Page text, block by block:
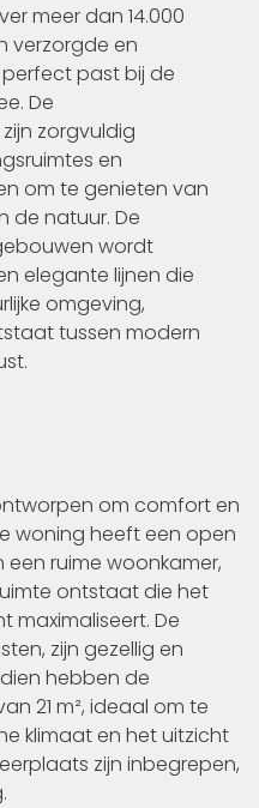
meer dan 14.000
verzorgde en
past bij de
De
zorgvuldig
en
om te genieten van
de natuur. De
wordt
elegante lijnen die
omgeving,
tussen modern
om comfort en
woning heeft een open
een ruime woonkamer,
ontstaat die het
maximaliseert. De
zijn gezellig en
hebben de
21 m², ideaal om te
klimaat en het uitzicht
zijn inbegrepen,